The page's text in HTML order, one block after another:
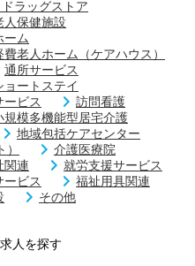
ラッグストア
人保健施設
ーム
費老人ホーム（ケアハウス）
通所サービス
ョートステイ
ービス
訪問看護
規模多機能型居宅介護
地域包括ケアセンター
介護医療院
関連
就労支援サービス
ービス
福祉用具関連
その他
人を探す